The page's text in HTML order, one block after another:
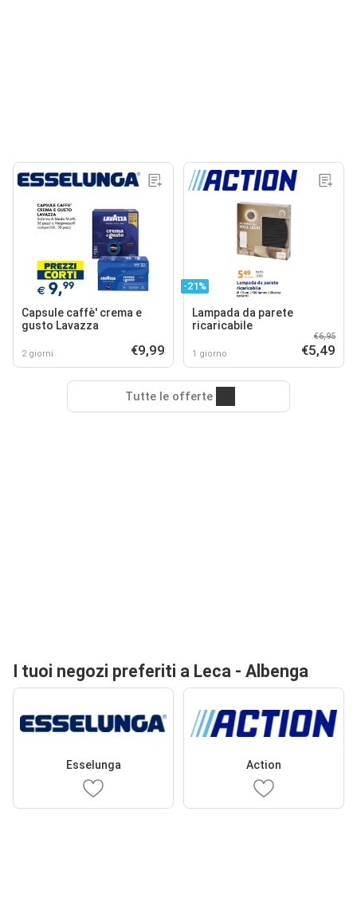
Capsule caffè' crema e
gusto Lavazza
2 giorni €9,99
-21%
Lampada da parete
ricaricabile
1 giorno
€6,95
€5,49
Tutte le offerte
I tuoi negozi preferiti a Leca - Albenga
Esselunga Action